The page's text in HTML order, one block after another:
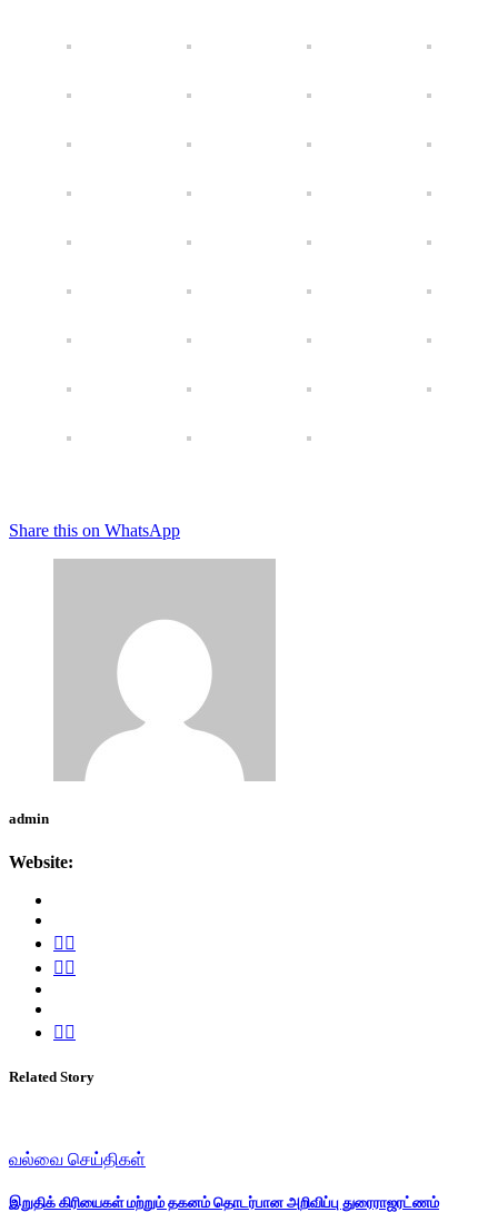
Share this on WhatsApp
admin
Website:
Related Story
வல்வை செய்திகள்
இறுதிக் கிரியைகள் மற்றும் தகனம் தொடர்பான அறிவிப்பு துரைராஜரட்ணம்